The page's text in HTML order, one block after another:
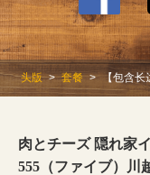
头版 套餐 【包含长
肉とチーズ 隠れ家
555（ファイブ）川